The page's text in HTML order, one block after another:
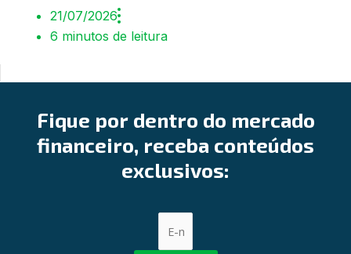
21/07/2026
6 minutos de leitura
Fique por dentro do mercado
financeiro, receba conteúdos
exclusivos: